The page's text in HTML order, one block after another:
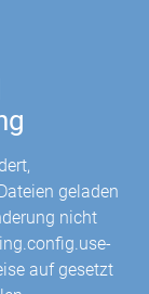
geladen
nicht
auf gesetzt